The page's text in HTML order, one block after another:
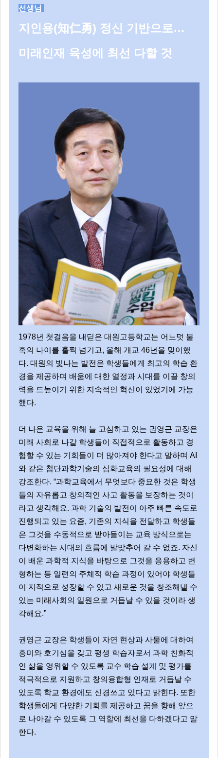
선생님
지인용(知仁勇) 정신 기반으로…
미래인재 육성에 최선 다할 것
1978년 첫걸음을 내딛은 대원고등학교는 어느덧 불
혹의 나이를 훌쩍 넘기고, 올해 개교 46년을 맞이했
다. 대원의 빛나는 발전은 학생들에게 최고의 학습 환
경을 제공하며 배움에 대한 열정과 시대를 이끌 창의
력을 드높이기 위한 지속적인 혁신이 있었기에 가능
했다.
더 나은 교육을 위해 늘 고심하고 있는 권영근 교장은
미래 사회로 나갈 학생들이 직접적으로 활동하고 경
험할 수 있는 기회들이 더 많아져야 한다고 말하며 AI
와 같은 첨단과학기술의 심화교육의 필요성에 대해
강조한다. “과학교육에서 무엇보다 중요한 것은 학생
들의 자유롭고 창의적인 사고 활동을 보장하는 것이
라고 생각해요. 과학 기술의 발전이 아주 빠른 속도로
진행되고 있는 요즘, 기존의 지식을 전달하고 학생들
은 그것을 수동적으로 받아들이는 교육 방식으로는
다변화하는 시대의 흐름에 발맞추어 갈 수 없죠. 자신
이 배운 과학적 지식을 바탕으로 그것을 응용하고 변
형하는 등 일련의 주체적 학습 과정이 있어야 학생들
이 지적으로 성장할 수 있고 새로운 것을 창조해낼 수
있는 미래사회의 일원으로 거듭날 수 있을 것이라 생
각해요.”
권영근 교장은 학생들이 자연 현상과 사물에 대하여
흥미와 호기심을 갖고 평생 학습자로서 과학 친화적
인 삶을 영위할 수 있도록 교수 학습 설계 및 평가를
적극적으로 지원하고 창의융합형 인재로 거듭날 수
있도록 학교 환경에도 신경쓰고 있다고 밝힌다. 또한
학생들에게 다양한 기회를 제공하고 꿈을 향해 앞으
로 나아갈 수 있도록 그 역할에 최선을 다하겠다고 말
한다.